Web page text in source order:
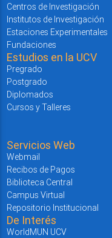
Centros de Investigación
Institutos de Investigación
Estaciones Experimentales
Fundaciones
Estudios en la UCV
Pregrado
Postgrado
Diplomados
Cursos y Talleres
Servicios Web
Webmail
Recibos de Pagos
Biblioteca Central
Campus Virtual
Repositorio Institucional
De Interés
WorldMUN UCV